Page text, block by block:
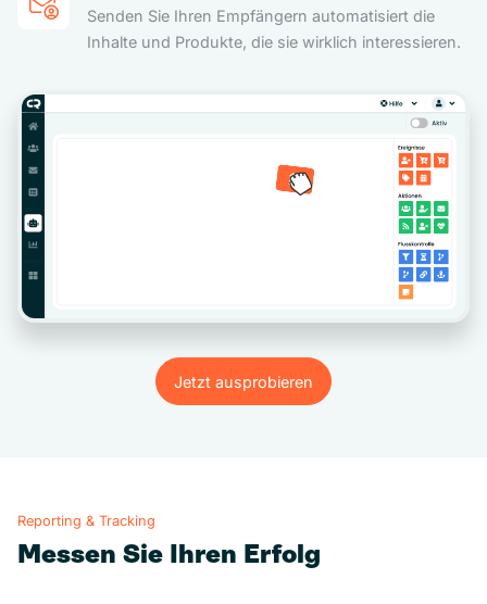
Senden Sie Ihren Empfängern automatisiert die
Inhalte und Produkte, die sie wirklich interessieren.
Jetzt ausprobieren
Jetzt ausprobieren
Reporting & Tracking
Messen Sie Ihren Erfolg